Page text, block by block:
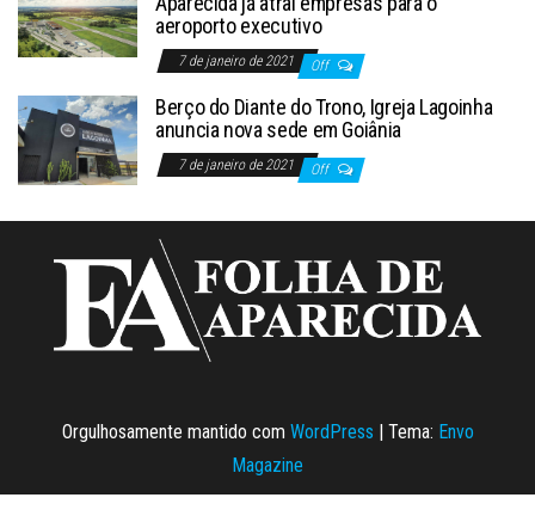
aeroporto executivo
7 de janeiro de 2021 Off
Berço do Diante do Trono, Igreja Lagoinha
anuncia nova sede em Goiânia
7 de janeiro de 2021 Off
Orgulhosamente mantido com WordPress Tema: Envo
Magazine